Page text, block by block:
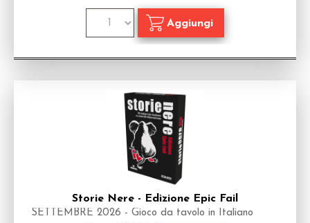
Storie Nere - Edizione Epic Fail
SETTEMBRE 2026 - Gioco da tavolo in Italiano